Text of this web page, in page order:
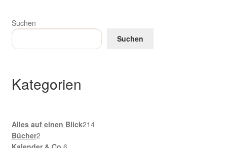
Suchen
Suchen
Kategorien
Alles auf einen Blick214214
Bücher22
Produkte6